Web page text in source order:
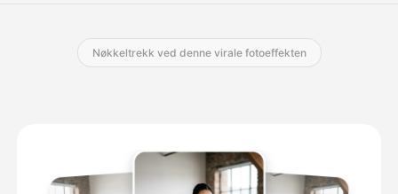
Nøkkeltrekk ved denne virale fotoeffekten